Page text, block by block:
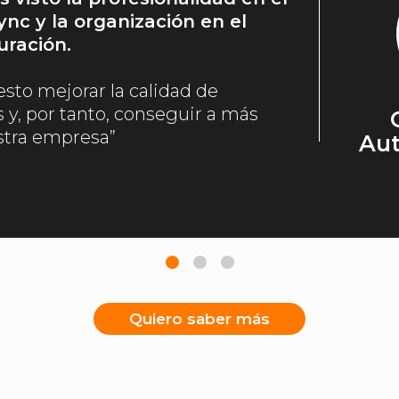
y la organización en el
mejorar la calidad de
y, por tanto, conseguir a más
empresa”
Quiero saber más